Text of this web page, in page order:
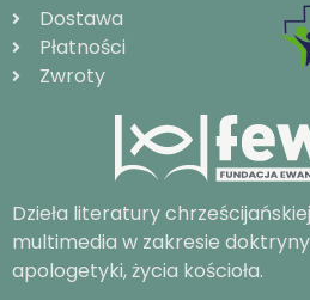
Dostawa
Płatności
Zwroty
Dzieła literatury
multimedia w zakresie
apologetyki, życia kościoła.